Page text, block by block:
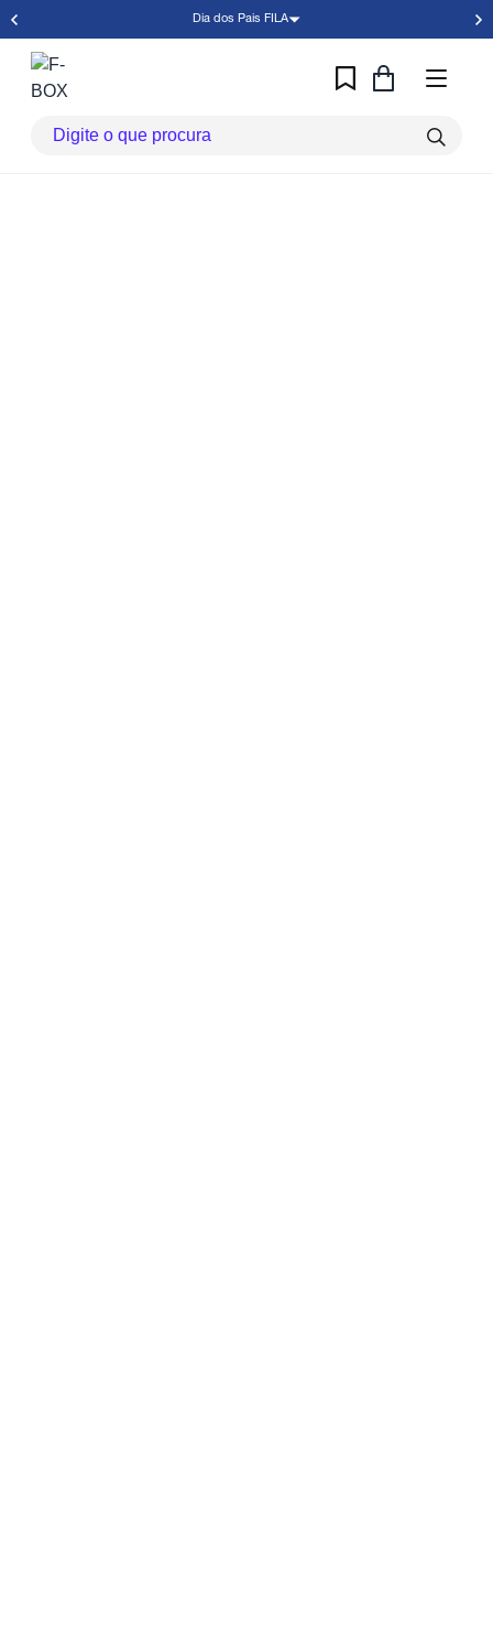
Dia dos Pais FILA